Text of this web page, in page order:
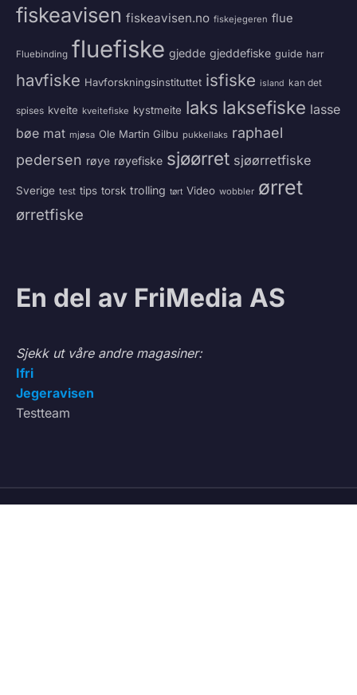
fiskeavisen fiskeavisen.no fiskejegeren flue
Fluebinding fluefiske gjedde gjeddefiske guide harr
havfiske Havforskningsinstituttet isfiske island kan det
spises kveite kveitefiske kystmeite laks laksefiske lasse
bøe mat mjøsa Ole Martin Gilbu pukkellaks raphael
pedersen røye røyefiske sjøørret sjøørretfiske
Sverige test tips torsk trolling tørt Video wobbler ørret
ørretfiske
En del av FriMedia AS
Sjekk ut våre andre magasiner:
Ifri
Jegeravisen
Testteam